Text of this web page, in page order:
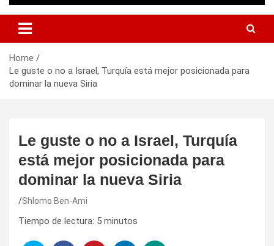
Home
Le guste o no a Israel, Turquía está mejor posicionada para
dominar la nueva Siria
Le guste o no a Israel, Turquía
está mejor posicionada para
dominar la nueva Siria
Shlomo Ben-Ami
Tiempo de lectura: 5 minutos